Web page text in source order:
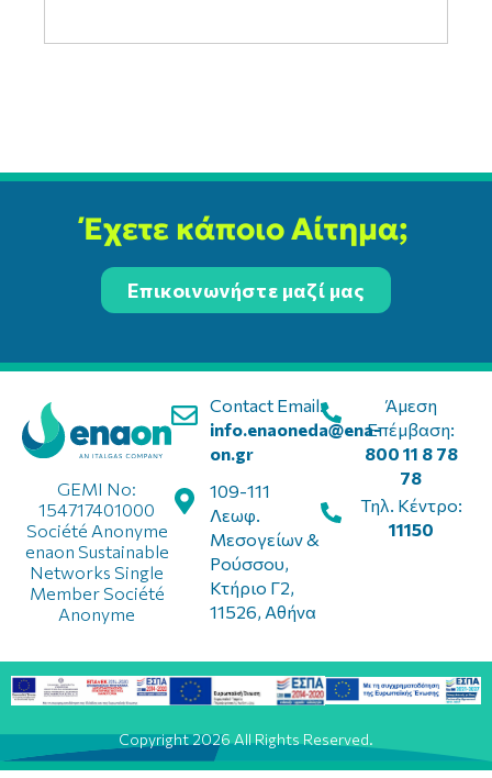
Έχετε κάποιο Αίτημα;
Επικοινωνήστε μαζί μας
Contact Email:
info.enaoneda@ena-
on.gr
109-111
Λεωφ.
Μεσογείων &
Ρούσσου,
Κτήριο Γ2,
11526, Αθήνα
GEMI No:
154717401000
Société Anonyme
enaon Sustainable
Networks Single
Member Société
Anonyme
Άμεση
Επέμβαση:
800 11 8 78
78
Τηλ. Κέντρο:
11150
Copyright 2026 All Rights Reserved.